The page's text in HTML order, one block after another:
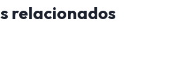
relacionados